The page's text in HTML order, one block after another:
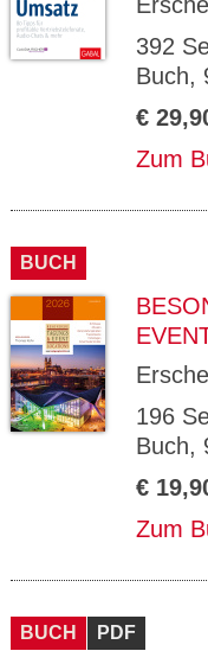
392
Buch,
€
Zum
BUCH
196
Buch,
€
Zum
BUCH PDF